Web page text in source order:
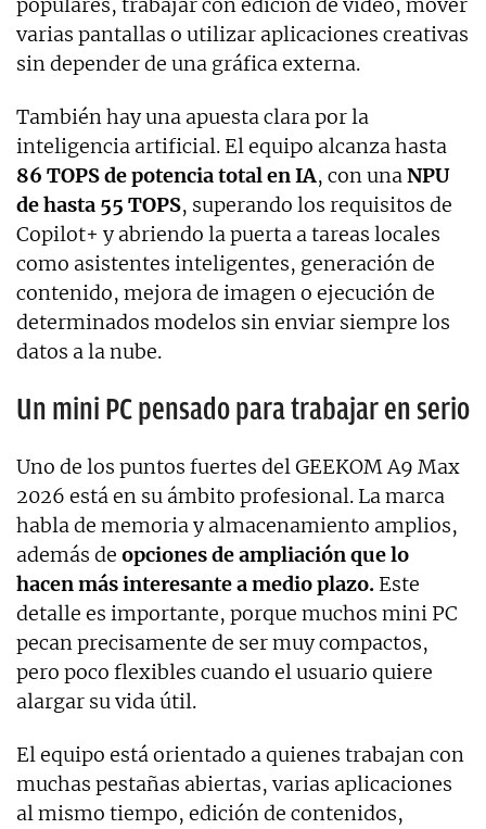
populares, trabajar con edición de vídeo, mover
varias pantallas o utilizar aplicaciones creativas
sin depender de una gráfica externa.
También hay una apuesta clara por la
inteligencia artificial. El equipo alcanza hasta
86 TOPS de potencia total en IA, con unaNPU
de hasta 55 TOPS, superando los requisitos de
Copilot+ y abriendo la puerta a tareas locales
como asistentes inteligentes, generación de
contenido, mejora de imagen o ejecución de
determinados modelos sin enviar siempre los
datos a la nube.
Un mini PC pensado para trabajar en serio
Uno de los puntos fuertes del GEEKOM A9 Max
2026 está en su ámbito profesional. La marca
habla de memoria y almacenamiento amplios,
además de opciones de ampliación que lo
hacen más interesante a medio plazo. Este
detalle es importante, porque muchos mini PC
pecan precisamente de ser muy compactos,
pero poco flexibles cuando el usuario quiere
alargar su vida útil.
El equipo está orientado a quienes trabajan con
muchas pestañas abiertas, varias aplicaciones
al mismo tiempo, edición de contenidos,